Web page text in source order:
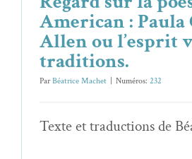
American : Paula
Allen ou l’esprit
traditions.
ParBéatrice Machet Numéros: 232
Texte et tra­duc­tions de